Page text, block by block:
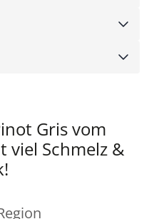
Gris vom
viel Schmelz &